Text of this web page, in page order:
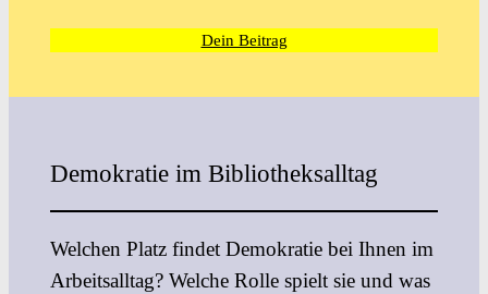
Dein Beitrag
Demokratie im Bibliotheksalltag
Welchen Platz findet Demokratie bei Ihnen im
Arbeitsalltag? Welche Rolle spielt sie und was